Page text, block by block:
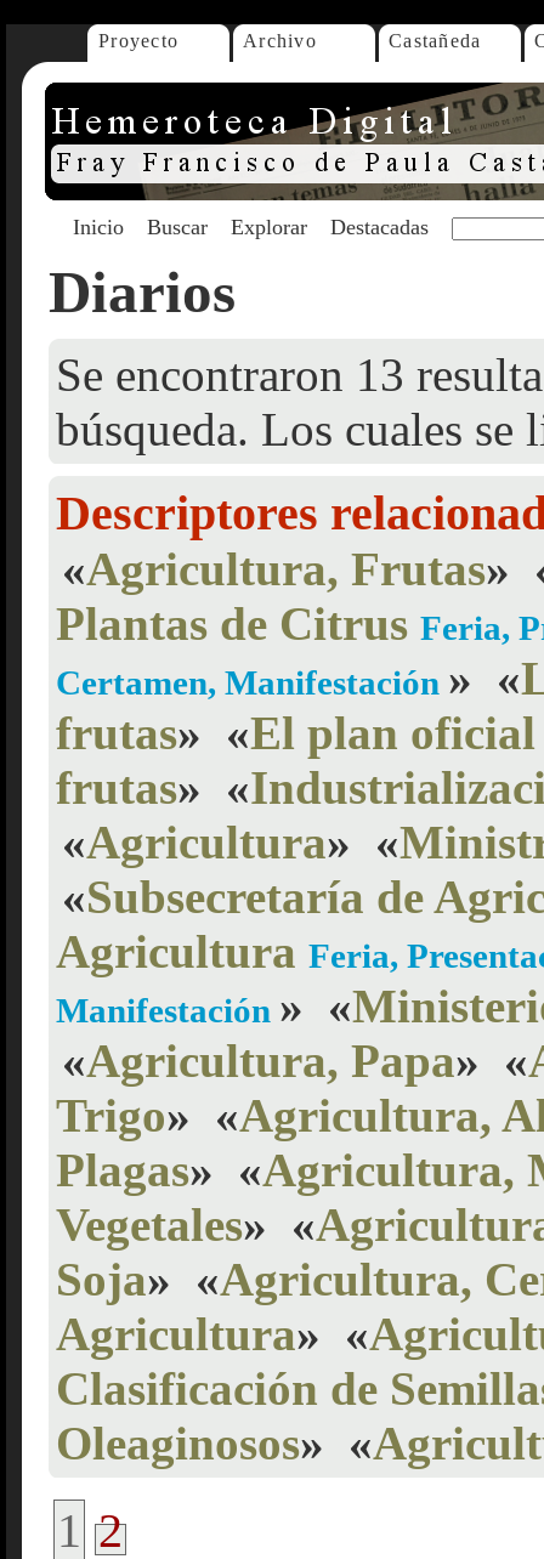
Proyecto Archivo Castañeda
Inicio Buscar Explorar Destacadas
Diarios
Se encontraron 13
búsqueda. Los cuales se
Descriptores
«Agricultura, Frutas»
Plantas de Citrus Feria,
Certamen, Manifestación » «
frutas» «El plan oficial
frutas» «
«Agricultura» «
«Subsecretaría de
Agricultura Feria,
Manifestación » «
«Agricultura, Papa» «
Trigo» «Agricultura,
Plagas» «Agricultura,
Vegetales» «
Soja» «Agricultura,
Agricultura» «
Clasificación de
Oleaginosos» «
1 2